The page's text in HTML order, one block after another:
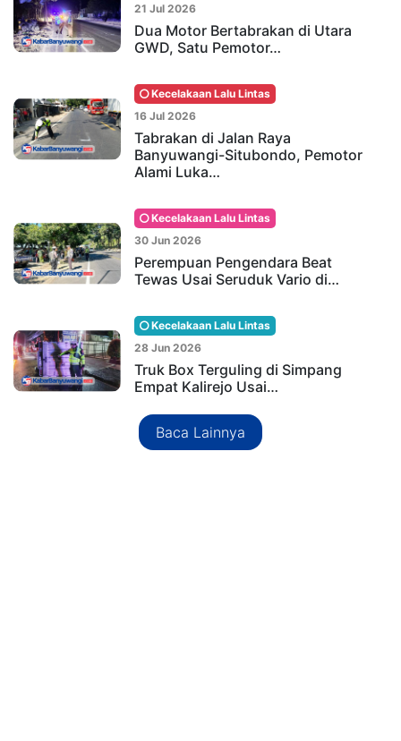
21 Jul 2026
Dua Motor Bertabrakan di Utara
GWD, Satu Pemotor…
Kecelakaan Lalu Lintas
16 Jul 2026
Tabrakan di Jalan Raya
Banyuwangi-Situbondo, Pemotor
Alami Luka…
Kecelakaan Lalu Lintas
30 Jun 2026
Perempuan Pengendara Beat
Tewas Usai Seruduk Vario di…
Kecelakaan Lalu Lintas
28 Jun 2026
Truk Box Terguling di Simpang
Empat Kalirejo Usai…
Baca Lainnya